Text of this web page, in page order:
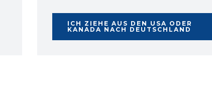
ICH ZIEHE AUS DEN USA ODER
KANADA NACH DEUTSCHLAND